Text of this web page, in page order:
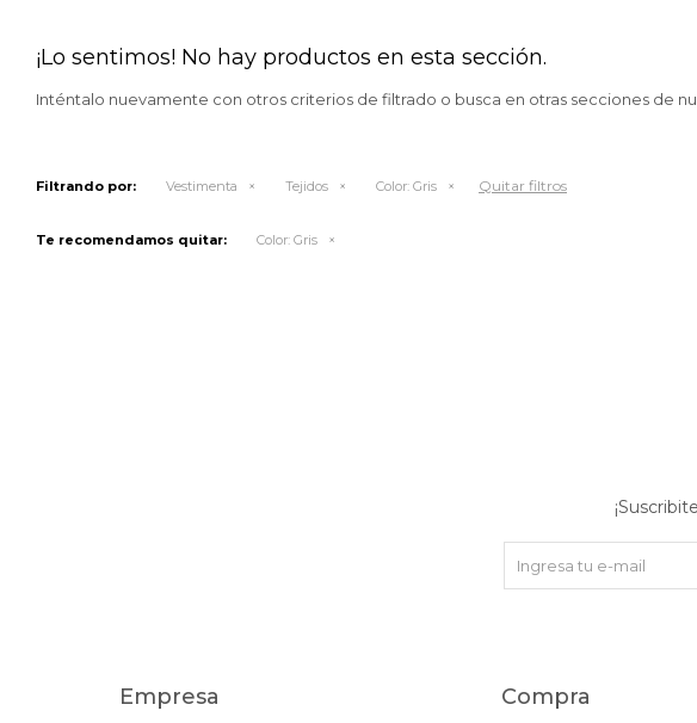
¡Lo sentimos! No hay productos en esta sección.
Inténtalo nuevamente con otros criterios de filtrado o busca en otras secciones de
Filtrando por: Vestimenta Tejidos Color: Gris Quitar filtros
Te recomendamos quitar: Color: Gris
Empresa Compra